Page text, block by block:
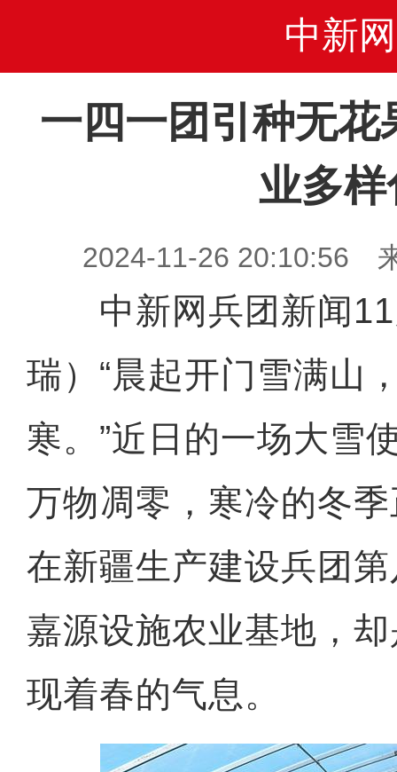
中新网
一四一团引种无花
业多样
2024-11-26 20:10:56
中新网兵团新闻11
瑞）“晨起开门雪满山
寒。”近日的一场大雪
万物凋零，寒冷的冬
在新疆生产建设兵团
嘉源设施农业基地，
现着春的气息。